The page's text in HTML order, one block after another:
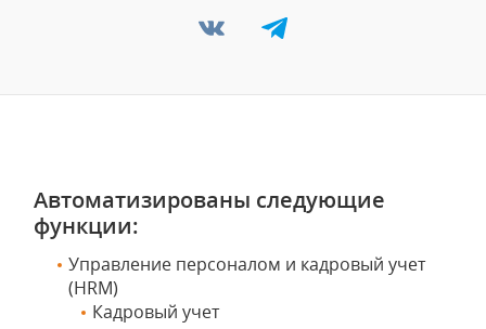
Автоматизированы следующие
функции:
Управление персоналом и кадровый учет
(HRM)
Кадровый учет